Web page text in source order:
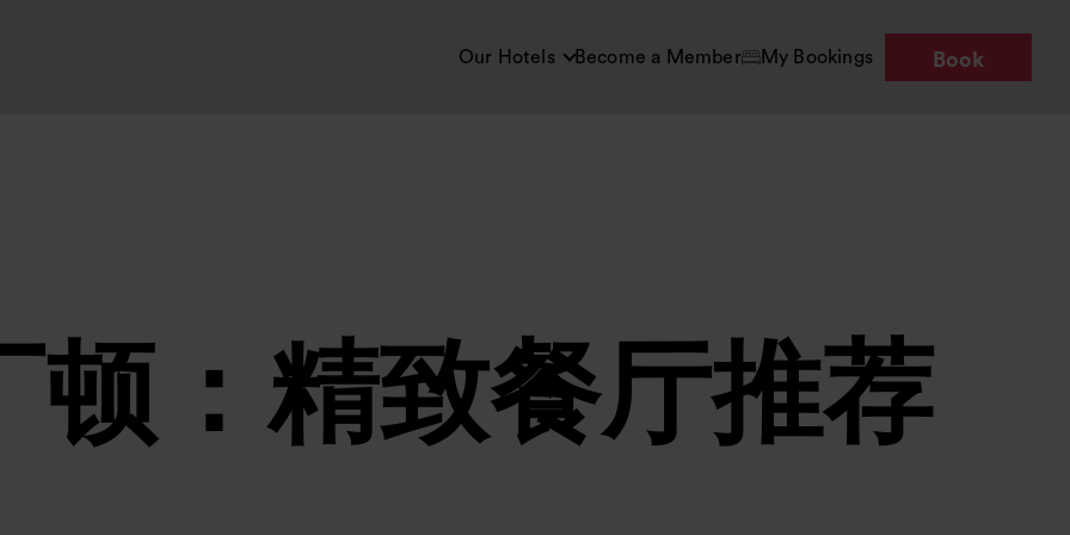
Our Hotels Become a Member My Bookings Book
顿：精致餐厅推荐